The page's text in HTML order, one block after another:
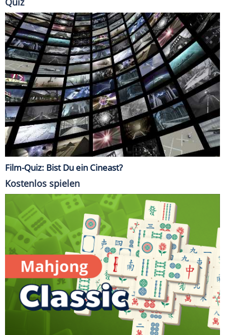
Film-Quiz: Bist Du ein Cineast?
Kostenlos spielen